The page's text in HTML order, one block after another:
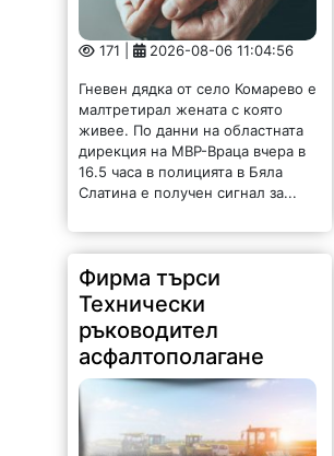
171 | 2026-08-06 11:04:56
Гневен дядка от село Комарево е
малтретирал жената с която
живее. По данни на областната
дирекция на МВР-Враца вчера в
16.5 часа в полицията в Бяла
Слатина е получен сигнал за...
Фирма търси
Технически
ръководител
асфалтополагане